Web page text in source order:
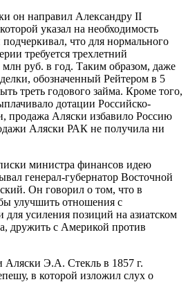
он направил Александру II
указал на необходимость
что для нормального
требуется трехлетний
руб. в год. Таким образом, даже
обозначенный Рейтером в 5
треть годового займа. Кроме того,
дотации Российско-
продажа Аляски избавило Россию
Аляски РАК не получила ни
министра финансов идею
генерал-губернатор Восточной
Он говорил о том, что в
улучшить отношения с
усиления позиций на азиатском
дружить с Америкой против
Аляски Э.А. Стекль в 1857 г.
в которой изложил слух о